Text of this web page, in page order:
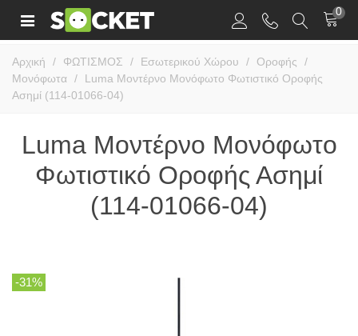
0
Αρχική / ΦΩΤΙΣΜΟΣ / Εσωτερικού Χώρου / Οροφής
/
Μονόφωτα /
Luma Μοντέρνο Μονόφωτο Φωτιστικό Οροφής
Ασημί (114-01066-04)
Luma Μοντέρνο Μονόφωτο
Φωτιστικό Οροφής Ασημί
(114-01066-04)
-31%